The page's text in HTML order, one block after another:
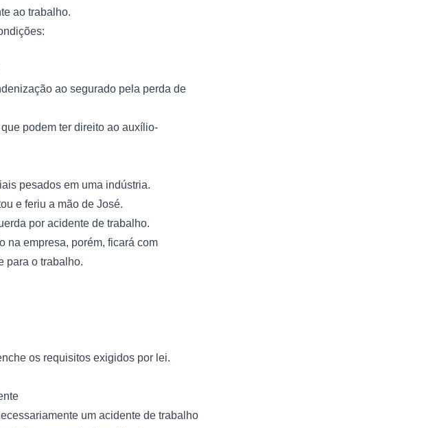
ao trabalho.
ao segurado pela perda de
podem ter direito ao auxílio-
pesados em uma indústria.
e feriu a mão de José.
por acidente de trabalho.
na empresa, porém, ficará com
para o trabalho.
os requisitos exigidos por lei.
um acidente de trabalho